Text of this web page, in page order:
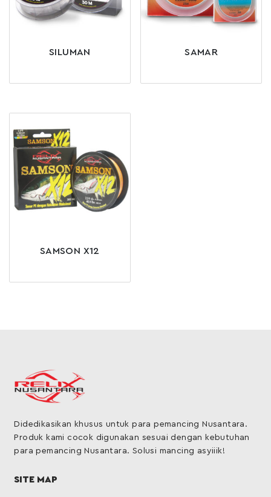
SILUMAN SAMAR
SAMSON X12
Didedikasikan khusus untuk para pemancing Nusantara.
Produk kami cocok digunakan sesuai dengan kebutuhan
para pemancing Nusantara. Solusi mancing asyiiik!
SITE MAP